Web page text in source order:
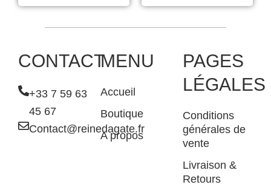
CONTACT
+33 7 59 63
45 67
Contact@reinedagate.fr
MENU
Accueil
Boutique
A propos
PAGES
LÉGALES
Conditions
générales de
vente
Livraison &
Retours